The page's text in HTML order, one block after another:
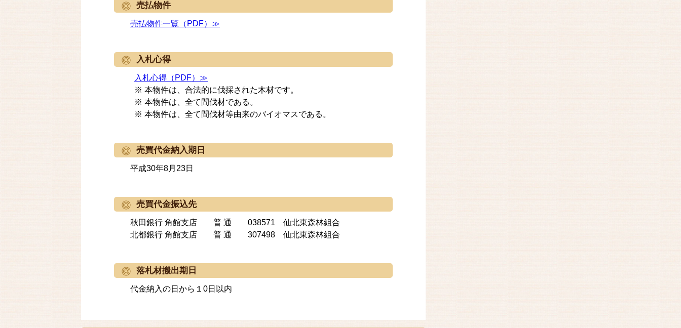
売払物件
売払物件一覧（PDF）≫
入札心得
入札心得（PDF）≫
※ 本物件は、合法的に伐採された木材です。
※ 本物件は、全て間伐材である。
※ 本物件は、全て間伐材等由来のバイオマスである。
売買代金納入期日
平成30年8月23日
売買代金振込先
秋田銀行 角館支店 普 通 038571 仙北東森林組合
北都銀行 角館支店 普 通 307498 仙北東森林組合
落札材搬出期日
代金納入の日から１0日以内